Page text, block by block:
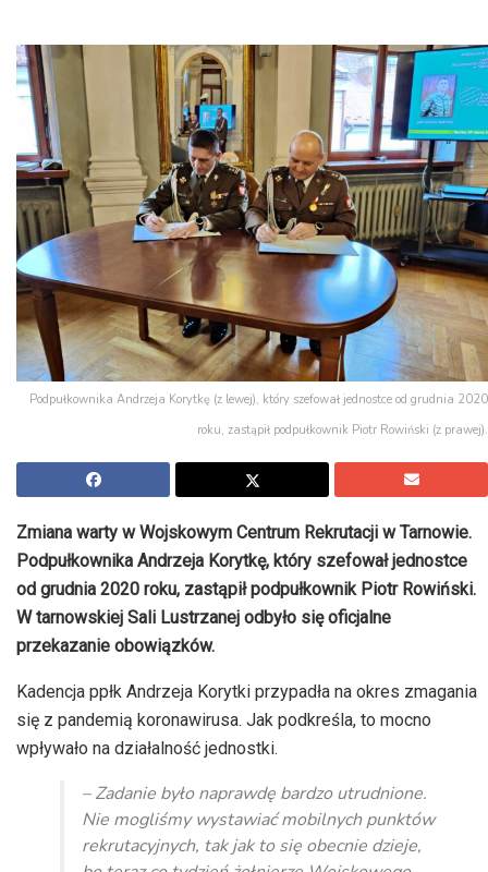
Podpułkownika Andrzeja Korytkę (z lewej), który szefował jednostce od grudnia 2020
roku, zastąpił podpułkownik Piotr Rowiński (z prawej).
Zmiana warty w Wojskowym Centrum Rekrutacji w Tarnowie.
Podpułkownika Andrzeja Korytkę, który szefował jednostce
od grudnia 2020 roku, zastąpił podpułkownik Piotr Rowiński.
W tarnowskiej Sali Lustrzanej odbyło się oficjalne
przekazanie obowiązków.
Kadencja ppłk Andrzeja Korytki przypadła na okres zmagania
się z pandemią koronawirusa. Jak podkreśla, to mocno
wpływało na działalność jednostki.
– Zadanie było naprawdę bardzo utrudnione.
Nie mogliśmy wystawiać mobilnych punktów
rekrutacyjnych, tak jak to się obecnie dzieje,